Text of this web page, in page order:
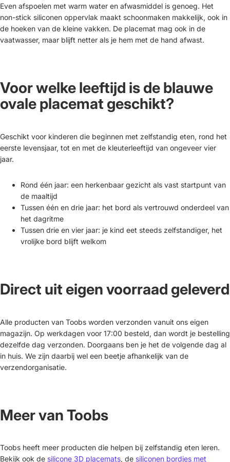
Even afspoelen met warm water en afwasmiddel is genoeg. Het
non-stick siliconen oppervlak maakt schoonmaken makkelijk, ook in
de hoeken van de kleine vakken. De placemat mag ook in de
vaatwasser, maar blijft netter als je hem met de hand afwast.
Voor welke leeftijd is de blauwe
ovale placemat geschikt?
Geschikt voor kinderen die beginnen met zelfstandig eten, rond het
eerste levensjaar, tot en met de kleuterleeftijd van ongeveer vier
jaar.
Rond één jaar: een herkenbaar gezicht als vast startpunt van
de maaltijd
Tussen één en drie jaar: het bord als vertrouwd onderdeel van
het dagritme
Tussen drie en vier jaar: je kind eet steeds zelfstandiger, het
vrolijke bord blijft welkom
Direct uit eigen voorraad geleverd
Alle producten van Toobs worden verzonden vanuit ons eigen
magazijn. Op werkdagen voor 17:00 besteld, dan wordt je bestelling
dezelfde dag verzonden. Doorgaans ben je het de volgende dag al
in huis. We zijn daarbij wel een beetje afhankelijk van de
verzendorganisatie.
Meer van Toobs
Toobs heeft meer producten die helpen bij zelfstandig eten leren.
Bekijk ook de silicone 3D placemats, de siliconen bordjes met